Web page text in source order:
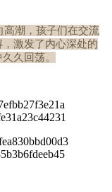
高潮，孩子们在交流
激发了内心深处的
久回荡。